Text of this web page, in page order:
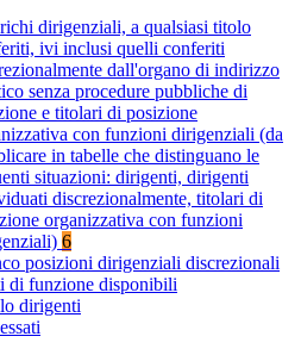
dirigenziali, a qualsiasi titolo
ivi inclusi quelli conferiti
dall'organo di indirizzo
senza procedure pubbliche di
e titolari di posizione
con funzioni dirigenziali (da
in tabelle che distinguano le
situazioni: dirigenti, dirigenti
discrezionalmente, titolari di
organizzativa con funzioni
6
posizioni dirigenziali discrezionali
di funzione disponibili
dirigenti